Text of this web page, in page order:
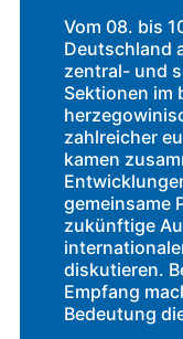
Vom 08. bis
Deutschland
zentral- und
Sektionen im
zahlreicher
kamen
gemeinsame
zukünftige
diskutieren.
Empfang
Bedeutung